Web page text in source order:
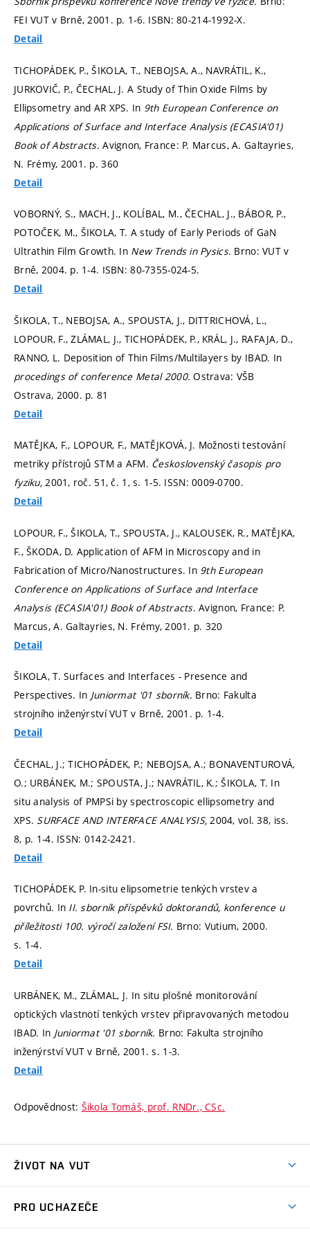
FEI VUT v Brně, 2001. p. 1-6. ISBN: 80-214-1992-X.
Detail
TICHOPÁDEK, P., ŠIKOLA, T., NEBOJSA, A., NAVRÁTIL, K.,
JURKOVIČ, P., ČECHAL, J. A Study of Thin Oxide Films by
Ellipsometry and AR XPS. In 9th European Conference on
Applications of Surface and Interface Analysis (ECASIA'01)
Book of Abstracts.Avignon, France: P. Marcus, A. Galtayries,
N. Frémy, 2001. p. 360
Detail
VOBORNÝ, S., MACH, J., KOLÍBAL, M., ČECHAL, J., BÁBOR, P.,
POTOČEK, M., ŠIKOLA, T. A study of Early Periods of GaN
Ultrathin Film Growth. In New Trends in Pysics. Brno: VUT v
Brně, 2004. p. 1-4. ISBN: 80-7355-024-5.
Detail
ŠIKOLA, T., NEBOJSA, A., SPOUSTA, J., DITTRICHOVÁ, L.,
LOPOUR, F., ZLÁMAL, J., TICHOPÁDEK, P., KRÁL, J., RAFAJA, D.,
RANNO, L. Deposition of Thin Films/Multilayers by IBAD. In
procedings of conference Metal 2000.Ostrava: VŠB
Ostrava, 2000. p. 81
Detail
MATĚJKA, F., LOPOUR, F., MATĚJKOVÁ, J. Možnosti testování
metriky přístrojů STM a AFM. Československý časopis pro
fyziku,2001, roč. 51, č. 1,s. 1-5. ISSN: 0009-0700.
Detail
LOPOUR, F., ŠIKOLA, T., SPOUSTA, J., KALOUSEK, R., MATĚJKA,
F., ŠKODA, D. Application of AFM in Microscopy and in
Fabrication of Micro/Nanostructures. In 9th European
Conference on Applications of Surface and Interface
Analysis (ECASIA'01) Book of Abstracts.Avignon, France: P.
Marcus, A. Galtayries, N. Frémy, 2001. p. 320
Detail
ŠIKOLA, T. Surfaces and Interfaces - Presence and
Perspectives. In Juniormat '01 sborník. Brno: Fakulta
strojního inženýrství VUT v Brně, 2001. p. 1-4.
Detail
ČECHAL, J.; TICHOPÁDEK, P.; NEBOJSA, A.; BONAVENTUROVÁ,
O.; URBÁNEK, M.; SPOUSTA, J.; NAVRÁTIL, K.; ŠIKOLA, T. In
situ analysis of PMPSi by spectroscopic ellipsometry and
XPS. SURFACE AND INTERFACE ANALYSIS, 2004, vol. 38, iss.
8, p. 1-4. ISSN: 0142-2421.
Detail
TICHOPÁDEK, P. In-situ elipsometrie tenkých vrstev a
povrchů. In II. sborník příspěvků doktorandů, konference u
příležitosti 100. výročí založení FSI. Brno: Vutium, 2000.
s. 1-4.
Detail
URBÁNEK, M., ZLÁMAL, J. In situ plošné monitorování
optických vlastnotí tenkých vrstev připravovaných metodou
IBAD. In Juniormat '01 sborník. Brno: Fakulta strojního
inženýrství VUT v Brně, 2001.s. 1-3.
Detail
Odpovědnost: Šikola Tomáš, prof. RNDr., CSc.
ŽIVOT NA VUT
PRO UCHAZEČE